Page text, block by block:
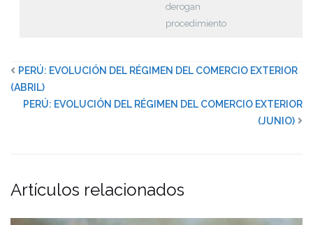
derogan
procedimiento
PERÚ: EVOLUCIÓN DEL RÉGIMEN DEL COMERCIO EXTERIOR
(ABRIL)
PERÚ: EVOLUCIÓN DEL RÉGIMEN DEL COMERCIO EXTERIOR
(JUNIO)
Artículos relacionados